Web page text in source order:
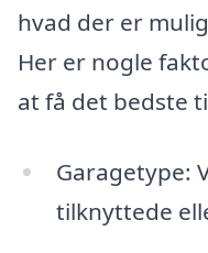
hvad der er
Her er nogle
at få det bedste
Garagetype:
tilknyttede